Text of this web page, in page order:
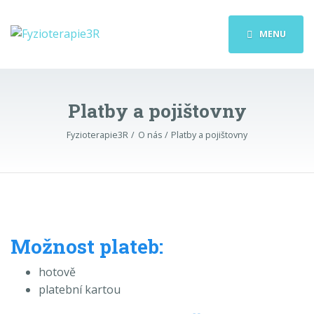
MENU
Platby a pojištovny
Fyzioterapie3R O nás Platby a pojištovny
Možnost plateb:
hotově
platební kartou